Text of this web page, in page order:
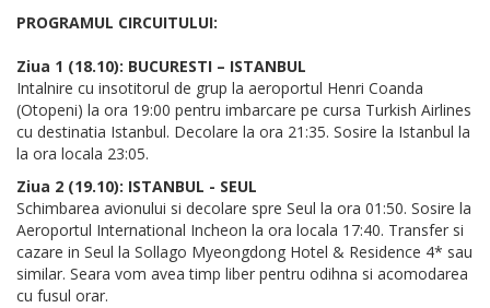
PROGRAMUL CIRCUITULUI:
Ziua 1 (18.10): BUCURESTI – ISTANBUL
Intalnire cu insotitorul de grup la aeroportul Henri Coanda
(Otopeni) la ora 19:00 pentru imbarcare pe cursa Turkish Airlines
cu destinatia Istanbul. Decolare la ora 21:35. Sosire la Istanbul la
la ora locala 23:05.
Ziua 2 (19.10): ISTANBUL - SEUL
Schimbarea avionului si decolare spre Seul la ora 01:50. Sosire la
Aeroportul International Incheon la ora locala 17:40. Transfer si
cazare in Seul la Sollago Myeongdong Hotel & Residence 4* sau
similar. Seara vom avea timp liber pentru odihna si acomodarea
cu fusul orar.